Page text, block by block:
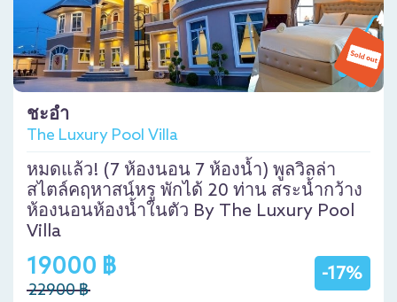
ชะอำ
The Luxury Pool Villa
หมดแล้ว! (7 ห้องนอน 7 ห้องน้ำ) พูลวิลล่า
สไตล์คฤหาสน์หรู พักได้ 20 ท่าน สระน้ำกว้าง
ห้องนอนห้องน้ำในตัว By The Luxury Pool
Villa
-17%
19000 ฿
22900 ฿